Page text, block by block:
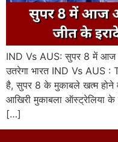
IND Vs AUS: सुपर 8 में आज
उतरेगा भारत IND Vs AUS
है, सुपर 8 के मुकाबले खत्म होने
आखिरी मुकाबला ऑस्ट्रेलिया
[…]